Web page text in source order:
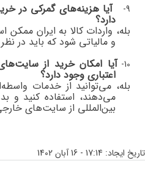
9- آیا هزینه‌های گمرکی در
دارد؟
بله، واردات کالا به ایران
و مالیاتی شود که باید در
10- آیا امکان خرید از
اعتباری وجود دارد؟
بله، می‌توانید از خدمات
می‌دهند، استفاده کنید و
بین‌المللی از سایت‌های
تاریخ ایجاد: 17:14 - 16 آبان 1402